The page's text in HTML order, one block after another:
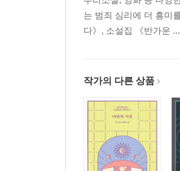
는 범죄 심리에 더 흥미
다》, 소설집 《반가운 ...
작가의 다른 상품